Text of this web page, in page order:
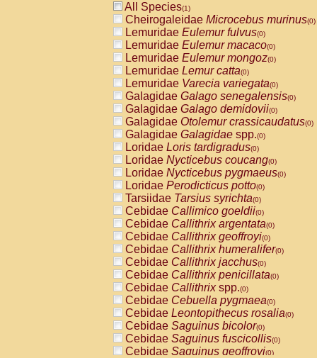
All Species(1)
Cheirogaleidae Microcebus murinus(0)
Lemuridae Eulemur fulvus(0)
Lemuridae Eulemur macaco(0)
Lemuridae Eulemur mongoz(0)
Lemuridae Lemur catta(0)
Lemuridae Varecia variegata(0)
Galagidae Galago senegalensis(0)
Galagidae Galago demidovii(0)
Galagidae Otolemur crassicaudatus(0)
Galagidae Galagidae spp.(0)
Loridae Loris tardigradus(0)
Loridae Nycticebus coucang(0)
Loridae Nycticebus pygmaeus(0)
Loridae Perodicticus potto(0)
Tarsiidae Tarsius syrichta(0)
Cebidae Callimico goeldii(0)
Cebidae Callithrix argentata(0)
Cebidae Callithrix geoffroyi(0)
Cebidae Callithrix humeralifer(0)
Cebidae Callithrix jacchus(0)
Cebidae Callithrix penicillata(0)
Cebidae Callithrixspp.(0)
Cebidae Cebuella pygmaea(0)
Cebidae Leontopithecus rosalia(0)
Cebidae Saguinus bicolor(0)
Cebidae Saguinus fuscicollis(0)
Cebidae Saguinus geoffroyi(0)